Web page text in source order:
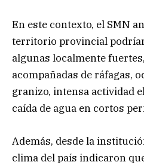
En este contexto, el SMN
territorio provincial
algunas localmente
acompañadas de ráfagas,
granizo, intensa actividad
caída de agua en cortos
Además, desde la
clima del país indicaron